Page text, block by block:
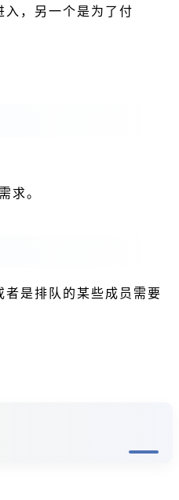
，另一个是为了付
。
是排队的某些成员需要